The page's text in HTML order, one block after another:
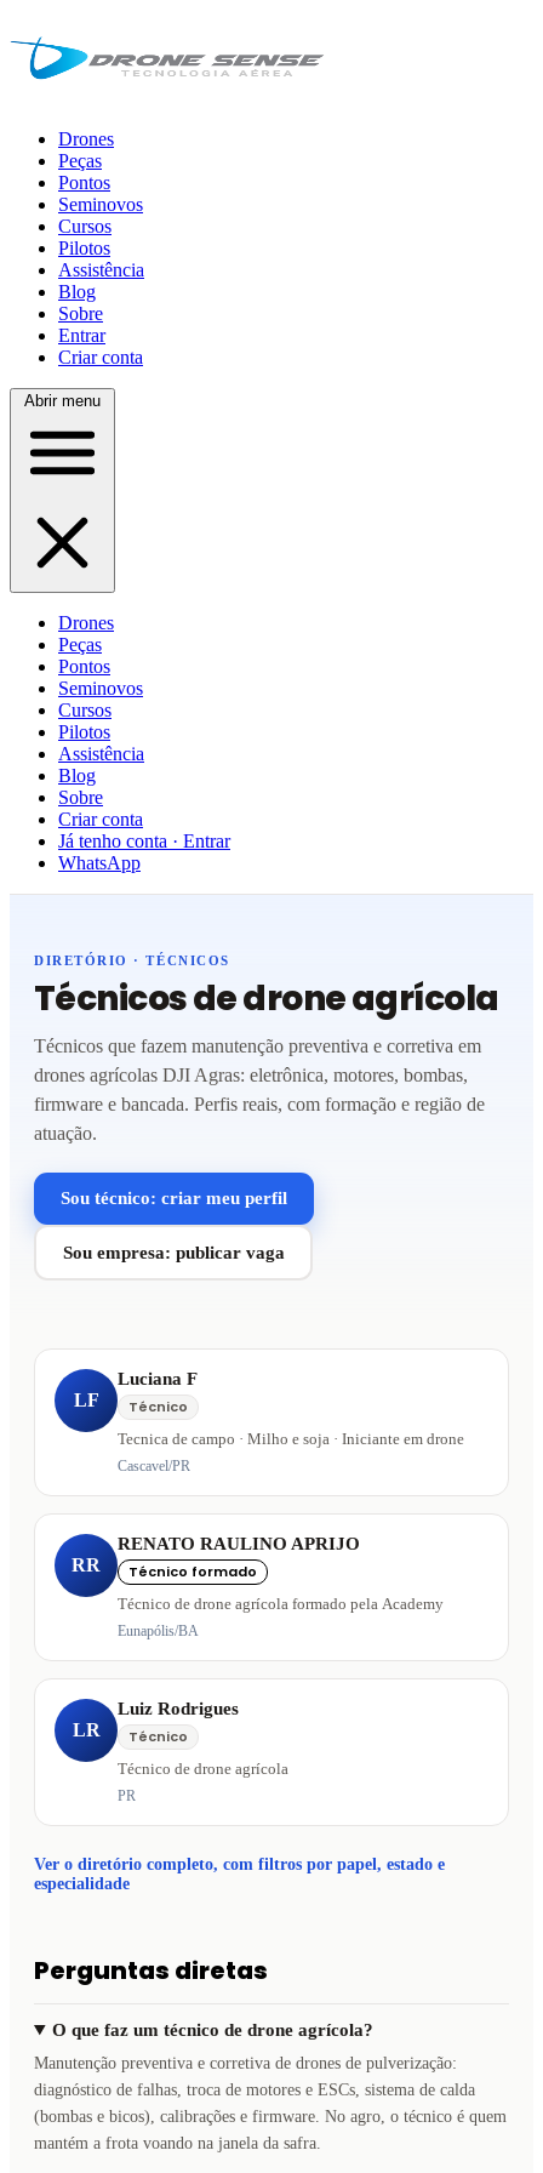
Drones
Peças
Pontos
Seminovos
Cursos
Pilotos
Assistência
Blog
Sobre
Entrar
Criar conta
Abrir menu
Drones
Peças
Pontos
Seminovos
Cursos
Pilotos
Assistência
Blog
Sobre
Criar conta
Já tenho conta · Entrar
WhatsApp
DIRETÓRIO · TÉCNICOS
Técnicos de drone agrícola
Técnicos que fazem manutenção preventiva e corretiva em
drones agrícolas DJI Agras: eletrônica, motores, bombas,
firmware e bancada. Perfis reais, com formação e região de
atuação.
Sou técnico: criar meu perfil
Sou empresa: publicar vaga
LF
Luciana F
Técnico
Tecnica de campo · Milho e soja · Iniciante em drone
Cascavel/PR
RR
RENATO RAULINO APRIJO
Técnico formado
Técnico de drone agrícola formado pela Academy
Eunapólis/BA
LR
Luiz Rodrigues
Técnico
Técnico de drone agrícola
PR
Ver o diretório completo, com filtros por papel, estado e
especialidade
Perguntas diretas
O que faz um técnico de drone agrícola?
Manutenção preventiva e corretiva de drones de pulverização:
diagnóstico de falhas, troca de motores e ESCs, sistema de calda
(bombas e bicos), calibrações e firmware. No agro, o técnico é quem
mantém a frota voando na janela da safra.